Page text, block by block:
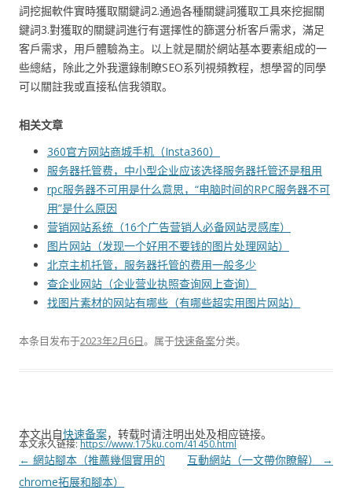
詞挖掘軟件實時獲取關鍵詞2.通過各種關鍵詞獲取工具來挖掘關
鍵詞3.對獲取的關鍵詞進行有選擇性的篩選分析客戶需求，滿足
客戶需求，用戶體驗為主。以上就是關於網站基本要素組成的一
些總結，除此之外我還錄制瞭SEO系列視頻教程，想學習的同學
可以關註我或直接私信我領取。
相关文章
360官方网站商城手机（Insta360）
服务器托管费，中小型企业应该选择服务器托管还是租用
rpc服务器不可用是什么意思，“电脑时间的RPC服务器不可
用”是什么原因
营销网站系统（16个广告营销人必备网站灵感库）
图片网站（发现一个好用不要钱的图片处理网站）
北京主机托管，服务器托管的费用一般多少
查企业网站（企业营业执照查询网上查询）
找图片素材的网站有哪些（有哪些超实用图片网站）
本条目发布于2023年2月6日。属于快速备案分类。
本文出自快速备案，转载时请注明出处及相应链接。
本文永久链接:https://www.175ku.com/41450.html
文
章
← 網站腳本（推薦幾個實用的
chrome拓展和腳本）
互動網站（一文帶你瞭解） →